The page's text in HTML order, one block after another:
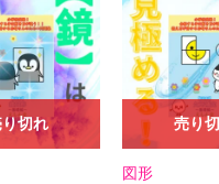
切れ
図形
売り